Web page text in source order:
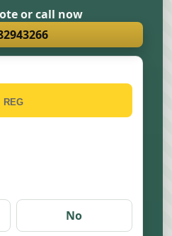
or call now
No